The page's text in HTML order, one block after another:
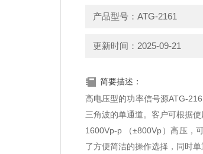
产品型号：ATG-2161
更新时间：2025-09-21
简要描述：
高电压型的功率信号源ATG-
三角波的单通道。客户可根据
1600Vp-p （±800Vp）高压，
了方便简洁的操作选择，同时